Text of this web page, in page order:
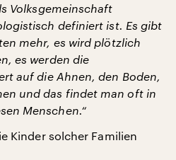
Volksgemeinschaft
definiert ist. Es gibt
mehr, es wird plötzlich
es werden die
auf die Ahnen, den Boden,
und das findet man oft in
Menschen.“
Kinder solcher Familien